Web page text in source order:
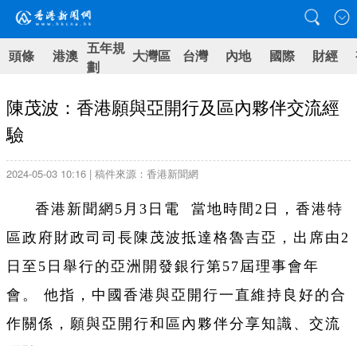
頭條 港澳 五年規
劃
大灣區 台灣 內地 國際 財經
陳茂波：香港願與亞開行及區內夥伴交流經
驗
2024-05-03 10:16 | 稿件來源：香港新聞網
香港新聞網5月3日電 當地時間2日，香港特
區政府財政司司長陳茂波抵達格魯吉亞，出席由2
日至5日舉行的亞洲開發銀行第57屆理事會年
會。 他指，中國香港與亞開行一直維持良好的合
作關係，願與亞開行和區內夥伴分享知識、交流